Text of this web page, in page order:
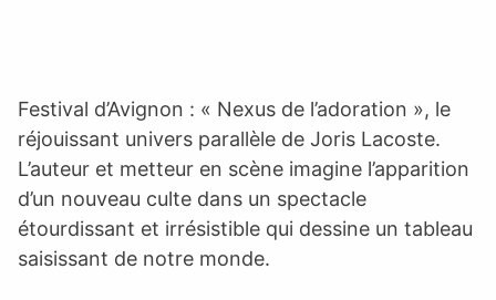
Festival d’Avignon : « Nexus de l’adoration », le
réjouissant univers parallèle de Joris Lacoste.
L’auteur et metteur en scène imagine l’apparition
d’un nouveau culte dans un spectacle
étourdissant et irrésistible qui dessine un tableau
saisissant de notre monde.